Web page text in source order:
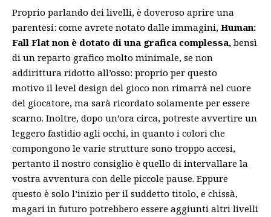
Proprio parlando dei livelli, è doveroso aprire una
parentesi: come avrete notato dalle immagini, Human:
Fall Flat non è dotato di una grafica complessa, bensì
di un reparto grafico molto minimale, se non
addirittura ridotto all’osso: proprio per questo
motivo il level design del gioco non rimarrà nel cuore
del giocatore, ma sarà ricordato solamente per essere
scarno. Inoltre, dopo un’ora circa, potreste avvertire un
leggero fastidio agli occhi, in quanto i colori che
compongono le varie strutture sono troppo accesi,
pertanto il nostro consiglio è quello di intervallare la
vostra avventura con delle piccole pause. Eppure
questo è solo l’inizio per il suddetto titolo, e chissà,
magari in futuro potrebbero essere aggiunti altri livelli